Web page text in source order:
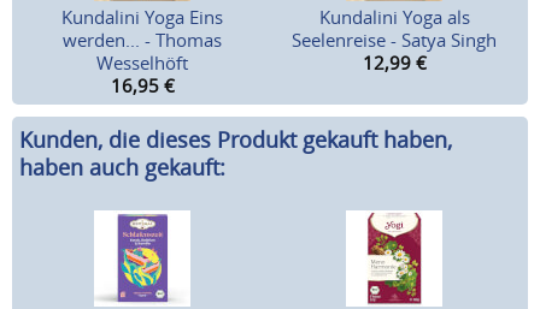
Kundalini Yoga Eins
werden... - Thomas
Wesselhöft
16,95 €
Kundalini Yoga als
Seelenreise - Satya Singh
12,99 €
Kunden, die dieses Produkt gekauft haben,
haben auch gekauft: